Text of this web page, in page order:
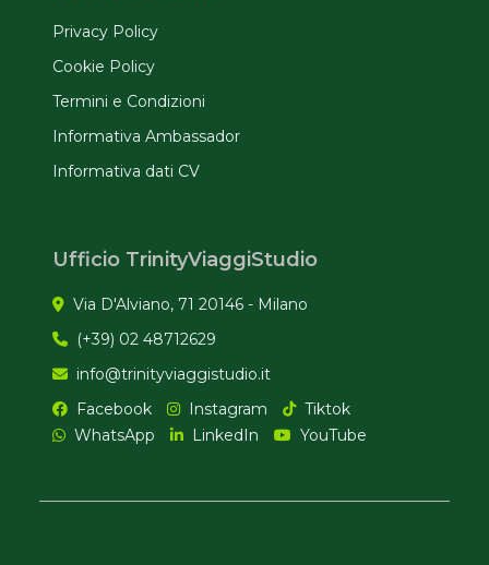
Privacy Policy
Cookie Policy
Termini e Condizioni
Informativa Ambassador
Informativa dati CV
Ufficio TrinityViaggiStudio
Via D'Alviano, 71 20146 - Milano
(+39) 02 48712629
info@trinityviaggistudio.it
Facebook
Instagram
Tiktok
WhatsApp
LinkedIn YouTube